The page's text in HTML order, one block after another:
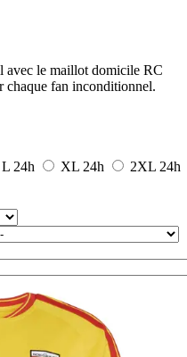
avec le maillot domicile RC
chaque fan inconditionnel.
L 24h XL 24h 2XL 24h